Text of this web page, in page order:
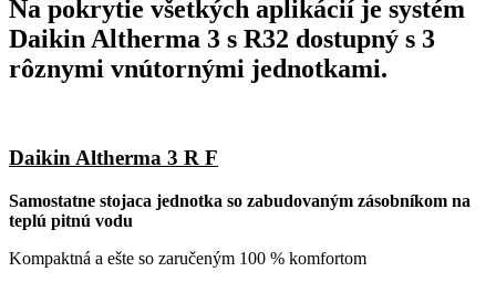
Na pokrytie všetkých aplikácií je systém
Daikin Altherma 3 s R32 dostupný s 3
rôznymi vnútornými jednotkami.
Daikin Altherma 3 R F
Samostatne stojaca jednotka so zabudovaným zásobníkom na
teplú pitnú vodu
Kompaktná a ešte so zaručeným 100 % komfortom